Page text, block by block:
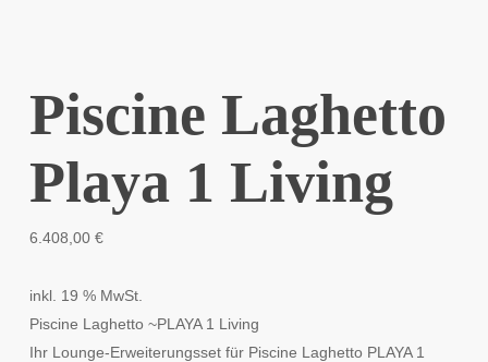
Piscine Laghetto
Playa 1 Living
6.408,00 €
inkl. 19 % MwSt.
Piscine Laghetto ~PLAYA 1 Living
Ihr Lounge-Erweiterungsset für Piscine Laghetto PLAYA 1